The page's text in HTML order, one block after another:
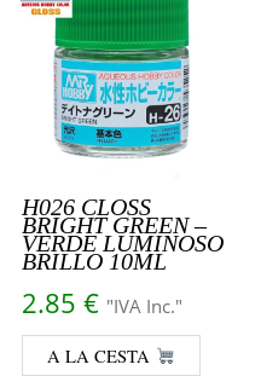
H026 CLOSS
BRIGHT GREEN –
VERDE LUMINOSO
BRILLO 10ML
2.85 € "IVA Inc."
A LA CESTA